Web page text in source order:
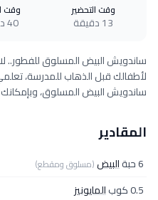
وقت التحضير
13 دقيقة
وقت
40 دقيقة
ساندويش البيض المسلوق للفطور..
لأطفالك قبل الذهاب للمدرسة،
ساندويش البيض المسلوق،
المقادير
6 حبة البيض(مسلوق ومقطع)
0.5 كوب
المايونيز